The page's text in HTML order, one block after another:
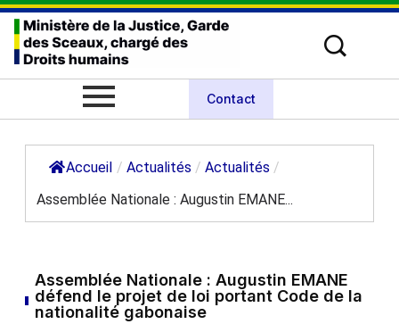
Contact
Accueil / Actualités / Actualités /
Assemblée Nationale : Augustin EMANE...
Assemblée Nationale : Augustin EMANE
défend le projet de loi portant Code de la
nationalité gabonaise